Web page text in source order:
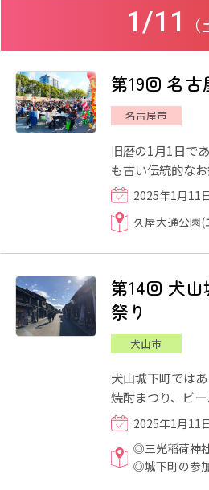
1/11
第19回 名
名古屋市
旧暦の1月1日で
も古い伝統的な
れます。 今年も
さんです。屋台の
2025年1月11
久屋大通公園(
第14回 犬
祭り
犬山市
犬山城下町ではあ
焼酎まつり、ビ
等が毎年開催され
応援の気持ちから
2025年1月11
◎三光稲荷神
◎城下町の参